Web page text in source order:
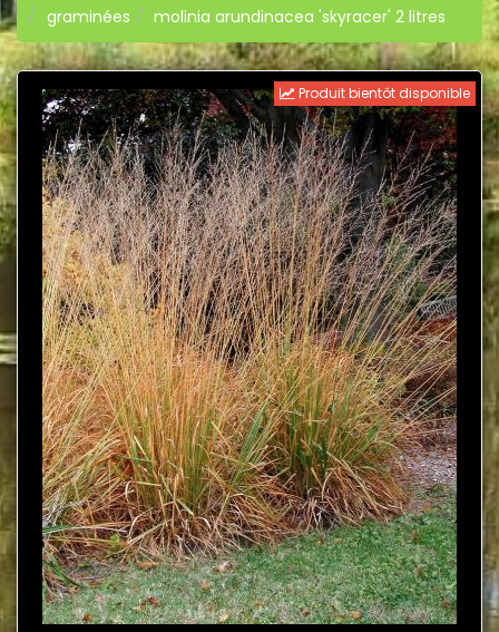
graminées molinia arundinacea 'skyracer' 2 litres
Produit bientôt disponible